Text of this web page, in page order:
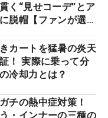
く“見せコーデ”とア
脱帽【ファンが選ぶ
カートを猛暑の炎天
！ 実際に乗って分
冷却力とは？
チの熱中症対策！
・インナーの三種の